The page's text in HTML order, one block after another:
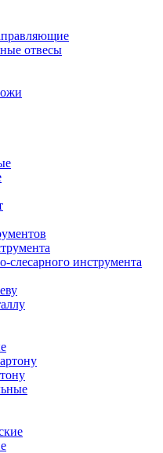
отвесы
слесарного инструмента